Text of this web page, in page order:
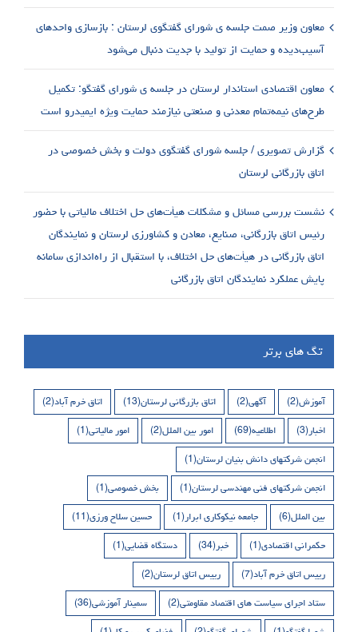
معاون وزیر صمت جلسه ی شورای گفتگوی لرستان : بازسازی واحدهای
آسیب‌دیده و حمایت از تولید با جدیت دنبال می‌شود
معاون اقتصادی استاندار لرستان در جلسه ی شورای گفتگو: تکمیل
طرح‌های نیمه‌تمام معدنی و صنعتی نیازمند حمایت ویژه ایمیدرو است
گزارش تصویری / جلسه شورای گفتگوی دولت و بخش خصوصی در
اتاق بازرگانی لرستان
نشست بررسی مسائل و مشکلات هیأت‌های حل اختلاف مالیاتی با حضور
رئیس اتاق بازرگانی، صنایع، معادن و کشاورزی لرستان و نمایندگان
اتاق بازرگانی در هیأت‌های حل اختلاف، با استقبال از راه‌اندازی سامانه
پایش عملکرد نمایندگان اتاق بازرگانی
تگ های برتر
آموزش(2) آگهی(2) اتاق بازرگانی لرستان(13) اتاق خرم آباد(2)
اخبار(3) اطلاعیه(69) امور بین الملل(2) امور مالیاتی(1)
انجمن شرکتهای دانش بنیان لرستان(1)
انجمن شرکتهای فنی مهندسی لرستان(1) بخش خصوصی(1)
بین الملل(6) جامعه نیکوکاری ابرار(1) حسین سلاح ورزی(11)
حکمرانی اقتصادی(1) خبر(34) دستگاه قضایی(1)
رییس اتاق خرم آباد(7) رییس اتاق لرستان(2)
ستاد اجرای سیاست های اقتصاد مقاومتی(2) سمینار آموزشی(36)